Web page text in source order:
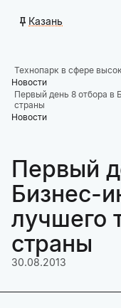
Казань
Технопарк в сфере
Новости
Первый день 8 отбора в
страны
Новости
Первый
Бизнес-
лучшего
страны
30.08.2013